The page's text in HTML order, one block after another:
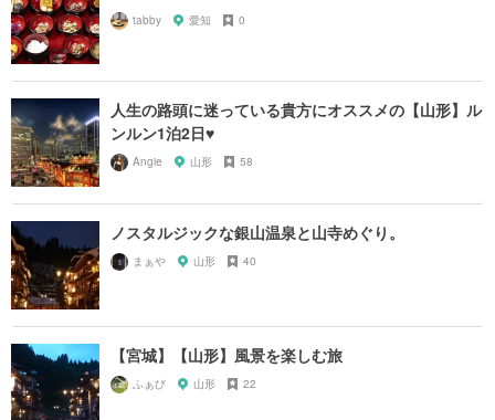
tabby 愛知 0
人生の路頭に迷っている貴方にオススメの【山形】ル
ンルン1泊2日♥︎
Angie 山形 58
ノスタルジックな銀山温泉と山寺めぐり。
まぁや 山形 40
【宮城】【山形】風景を楽しむ旅
ふぁび 山形 22